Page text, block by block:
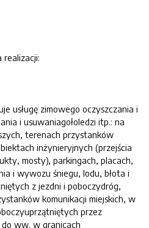
realizacji:
usługę zimowego oczyszczania i
i usuwaniagołoledzi itp.: na
terenach przystanków
inżynieryjnych (przejścia
mosty), parkingach, placach,
i wywozu śniegu, lodu, błota i
z jezdni i poboczydróg,
komunikacji miejskich, w
przez
do ww. w granicach